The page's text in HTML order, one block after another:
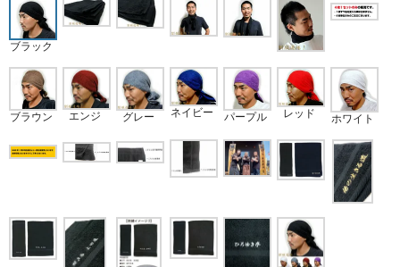
ブラック
ブラウン エンジ グレー ネイビー パープル レッド ホワイト